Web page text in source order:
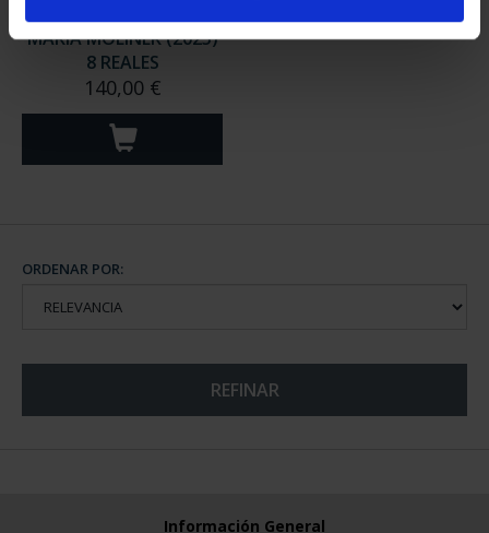
MARIA MOLINER (2025)
8 REALES
140,00 €
ORDENAR POR:
REFINAR
Información General